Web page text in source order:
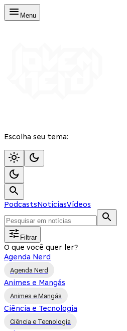
Menu
Escolha seu tema:
PodcastsNotíciasVídeos
Filtrar
O que você quer ler?
Agenda Nerd
Agenda Nerd
Animes e Mangás
Animes e Mangás
Ciência e Tecnologia
Ciência e Tecnologia